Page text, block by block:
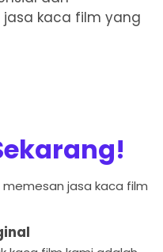
jasa kaca film yang
jasa kaca film